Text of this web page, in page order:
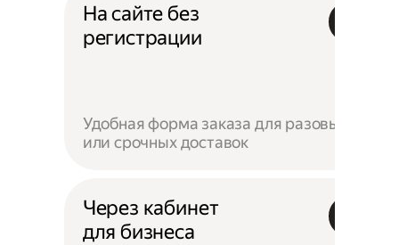
На сайте без
регистрации
Удобная форма заказа для разовых
или срочных доставок
Через кабинет
для бизнеса